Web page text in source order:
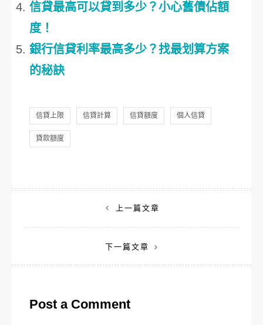
信貸最高可以貸到多少？小心舊債佔額
度！
銀行信貸利率最高多少？找最划算方案
的秘訣
信貸上限 信貸計算 信貸額度 個人信貸
貸款額度
章
上一篇文章
下一篇文章
Post a Comment